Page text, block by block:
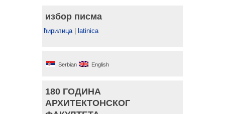
избор писма
ћирилица| latinica
Serbian English
180 ГОДИНА
АРХИТЕКТОНСКОГ